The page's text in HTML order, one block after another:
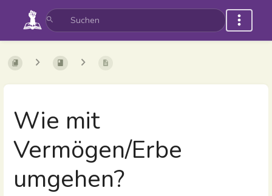
Wie mit
Vermögen/Erbe
umgehen?